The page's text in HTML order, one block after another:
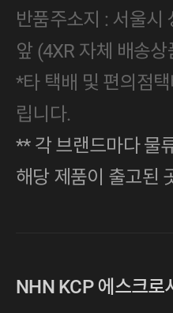
반품주소지 : 서울시
앞 (4XR 자체 배송
*타 택배 및 편의점
립니다.
** 각 브랜드마다 물
해당 제품이 출고된
NHN KCP 에스크로